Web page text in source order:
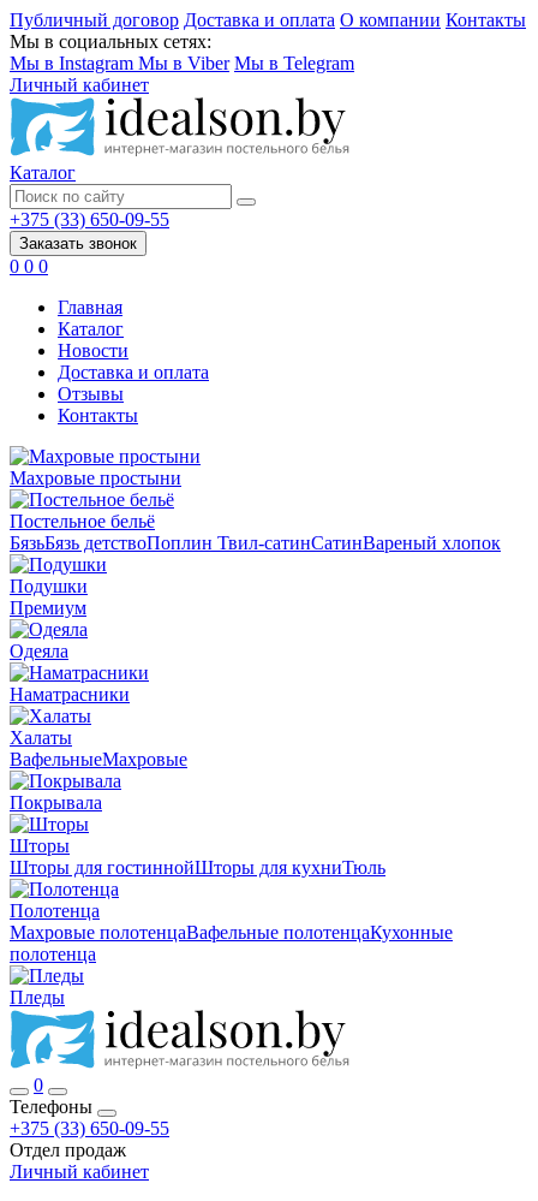
Публичный договор Доставка и оплата О компании Контакты
Мы в социальных сетях:
Мы в Instagram Мы в Viber Мы в Telegram
Личный кабинет
Каталог
+375 (33) 650-09-55
Заказать звонок
0 0 0
Главная
Каталог
Новости
Доставка и оплата
Отзывы
Контакты
Махровые простыни
Постельное бельё
БязьБязь детствоПоплин Твил-сатинСатинВареный хлопок
Подушки
Премиум
Одеяла
Наматрасники
Халаты
ВафельныеМахровые
Покрывала
Шторы
Шторы для гостиннойШторы для кухниТюль
Полотенца
Махровые полотенцаВафельные полотенцаКухонные
полотенца
Пледы
0
Телефоны
+375 (33) 650-09-55
Отдел продаж
Личный кабинет